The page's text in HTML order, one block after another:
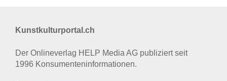
Kunstkulturportal.ch
Der Onlineverlag HELP Media AG publiziert seit
1996 Konsumenten­informationen.